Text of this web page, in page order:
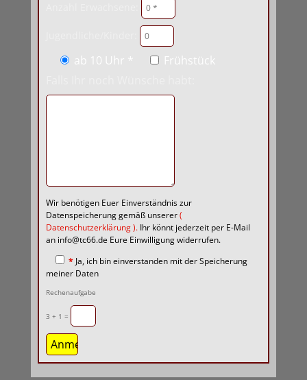
ab 10 Uhr *
Frühstück
Wir benötigen Euer Einverständnis zur
Datenspeicherung gemäß unserer(
Datenschutzerklärung). Ihr könnt jederzeit per E-Mail
an info@tc66.de Eure Einwilligung widerrufen.
* Ja, ich bin einverstanden mit der Speicherung
meiner Daten
Rechenaufgabe
3 + 1 =